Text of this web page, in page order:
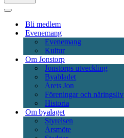
Navigeringsmeny
Bli medlem
Evenemang
Evenemang
Kultur
Om Jonstorp
Jonstorps utveckling
Byabladet
Årets Jon
Föreningar och näringsliv
Historia
Om byalaget
Styrelsen
Årsmöte